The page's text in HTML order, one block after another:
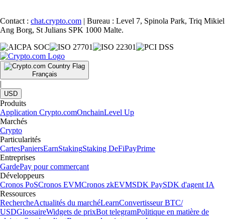
Contact : chat.crypto.com | Bureau : Level 7, Spinola Park, Triq Mikiel
Ang Borg, St Julians SPK 1000 Malte.
Français
|
USD
Produits
Application Crypto.comOnchainLevel Up
Marchés
Crypto
Particularités
CartesPaniersEarnStakingStaking DeFiPayPrime
Entreprises
GardePay pour commerçant
Développeurs
Cronos PoSCronos EVMCronos zkEVMSDK PaySDK d'agent IA
Ressources
RechercheActualités du marchéLearnConvertisseur BTC/
USDGlossaireWidgets de prixBot telegramPolitique en matière de